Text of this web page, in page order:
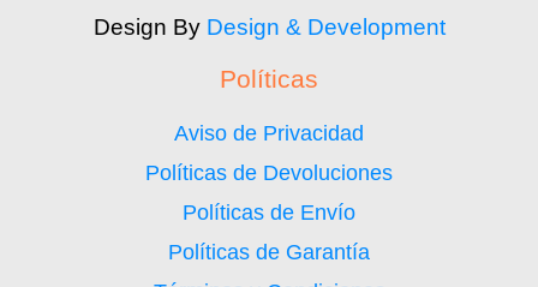
Design By Design & Development
Políticas
Aviso de Privacidad
Políticas de Devoluciones
Políticas de Envío
Políticas de Garantía